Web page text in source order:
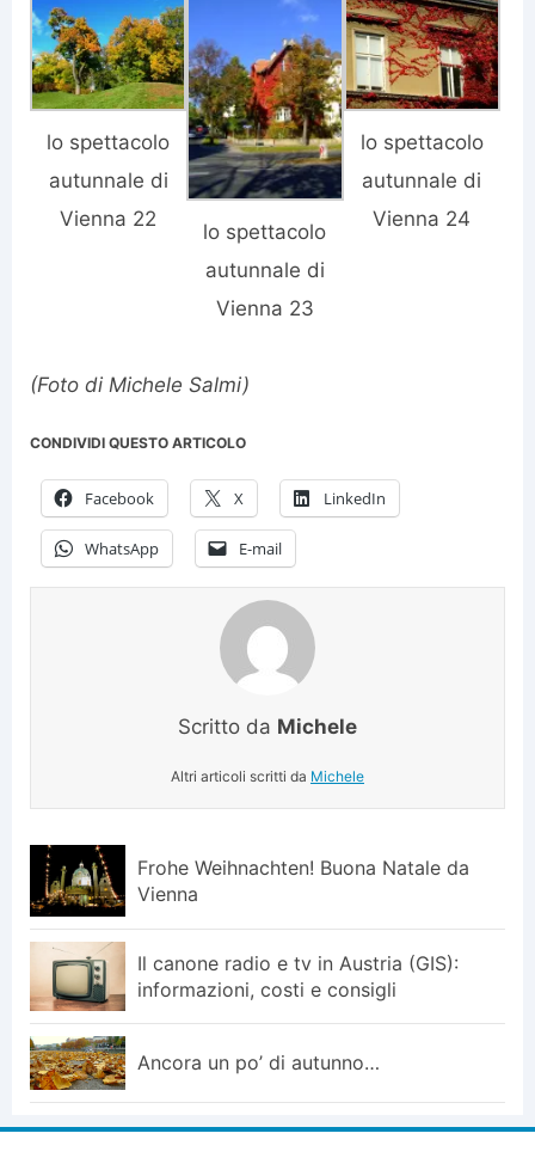
lo spettacolo
autunnale di
Vienna 22
lo spettacolo
autunnale di
Vienna 23
lo spettacolo
autunnale di
Vienna 24
(Foto di Michele Salmi)
CONDIVIDI QUESTO ARTICOLO
Facebook X LinkedIn
WhatsApp E-mail
Scritto da Michele
Altri articoli scritti da Michele
Frohe Weihnachten! Buona Natale da
Vienna
Il canone radio e tv in Austria (GIS):
informazioni, costi e consigli
Ancora un po’ di autunno…